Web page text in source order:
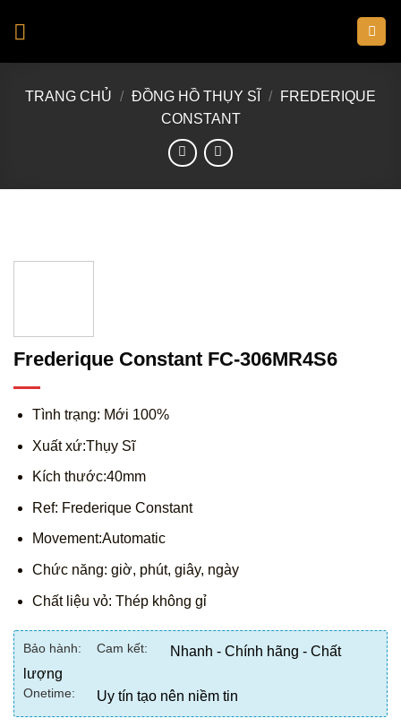
TRANG CHỦ / ĐỒNG HỒ THỤY SĨ /
FREDERIQUE
CONSTANT
Frederique Constant FC-306MR4S6
Tình trạng: Mới 100%
Xuất xứ:Thụy Sĩ
Kích thước:40mm
Ref: Frederique Constant
Movement:Automatic
Chức năng: giờ, phút, giây, ngày
Chất liệu vỏ: Thép không gỉ
Bảo hành: Cam kết:
Nhanh - Chính hãng - Chất
lượng
Onetime: Uy tín tạo nên niềm tin